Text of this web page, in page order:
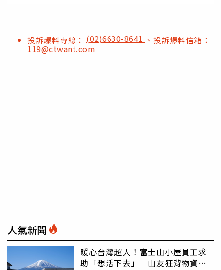
投訴爆料專線： (02)6630-8641 、投訴爆料信箱：
119@ctwant.com
人氣新聞
暖心台灣超人！富士山小屋員工求
助「想活下去」 山友狂背物資上